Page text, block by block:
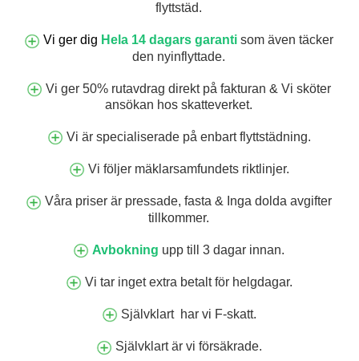
flyttstäd.
Vi ger dig Hela 14 dagars garanti som även täcker
den nyinflyttade.
Vi ger 50% rutavdrag direkt på fakturan & Vi sköter
ansökan hos skatteverket.
Vi är specialiserade på enbart flyttstädning.
Vi följer mäklarsamfundets riktlinjer.
Våra priser är pressade, fasta & Inga dolda avgifter
tillkommer.
Avbokning upp till 3 dagar innan.
Vi tar inget extra betalt för helgdagar.
Självklart har vi F-skatt.
Självklart är vi försäkrade.